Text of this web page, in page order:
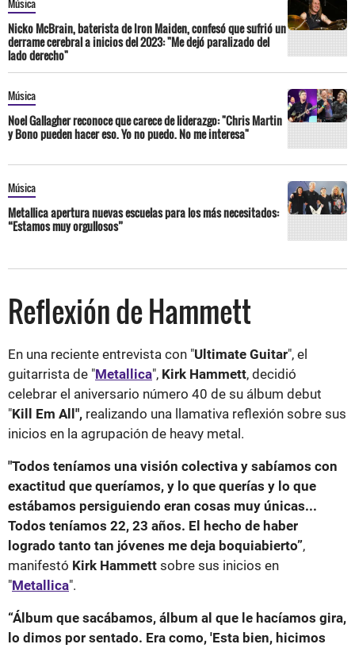
Nicko McBrain, baterista de Iron Maiden, confesó que sufrió un
derrame cerebral a inicios del 2023: "Me dejó paralizado del
lado derecho"
Música
Noel Gallagher reconoce que carece de liderazgo: "Chris Martin
y Bono pueden hacer eso. Yo no puedo. No me interesa"
Música
Metallica apertura nuevas escuelas para los más necesitados:
“Estamos muy orgullosos”
Reflexión de Hammett
En una reciente entrevista con "Ultimate Guitar", el
guitarrista de "Metallica", Kirk Hammett, decidió
celebrar el aniversario número 40 de su álbum debut
"Kill Em All", realizando una llamativa reflexión sobre sus
inicios en la agrupación de heavy metal.
"Todos teníamos una visión colectiva y sabíamos con
exactitud que queríamos, y lo que querías y lo que
estábamos persiguiendo eran cosas muy únicas...
Todos teníamos 22, 23 años. El hecho de haber
logrado tanto tan jóvenes me deja boquiabierto”,
manifestó Kirk Hammett sobre sus inicios en
"Metallica".
“Álbum que sacábamos, álbum al que le hacíamos gira,
lo dimos por sentado. Era como, 'Esta bien, hicimos